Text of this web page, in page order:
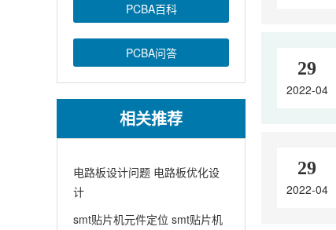
PCBA百科
PCBA问答
相关推荐
电路板设计问题 电路板优化设
计
smt贴片机元件定位 smt贴片机
29
2022-04
29
2022-04